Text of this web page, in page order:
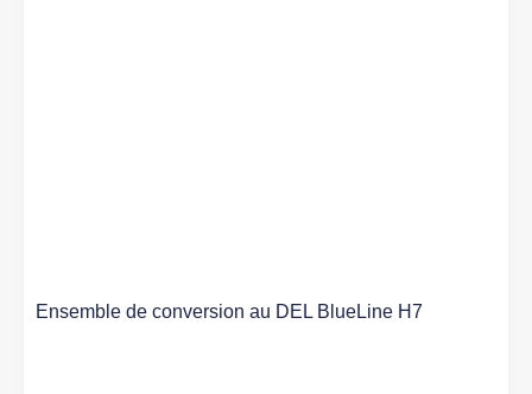
Ensemble de conversion au DEL BlueLine H7